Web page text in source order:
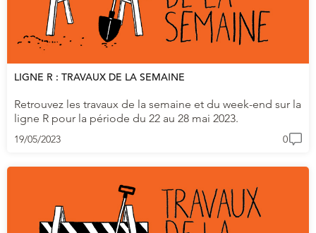
LIGNE R : TRAVAUX DE LA SEMAINE
Retrouvez les travaux de la semaine et du week-end sur la
ligne R pour la période du 22 au 28 mai 2023.
19/05/2023 0